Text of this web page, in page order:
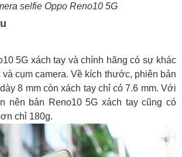
selfie Oppo Reno10 5G
5G xách tay và chính hãng có sự khác
cụm camera. Về kích thước, phiên bản
8 mm còn xách tay chỉ có 7.6 mm. Với
nên bản Reno10 5G xách tay cũng có
chỉ 180g.